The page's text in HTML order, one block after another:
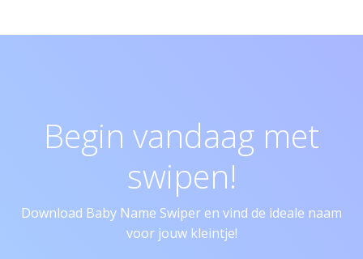
Begin vandaag met
swipen!
Download Baby Name Swiper en vind de ideale naam
voor jouw kleintje!